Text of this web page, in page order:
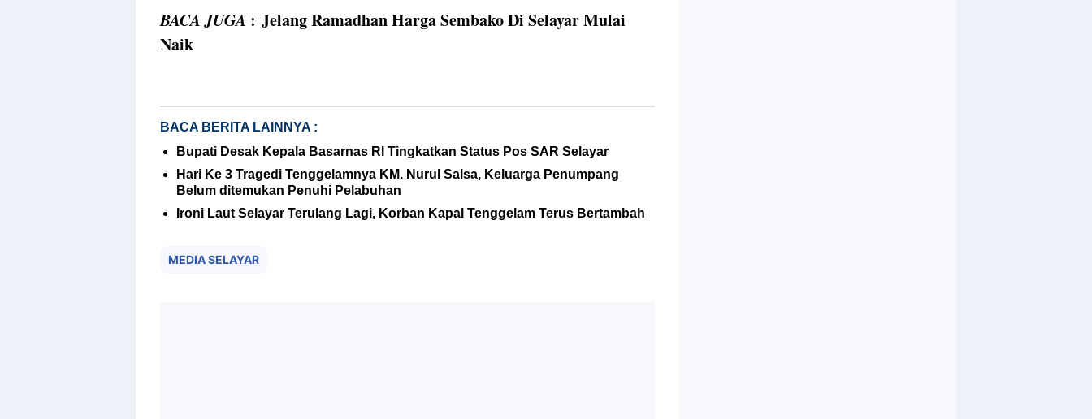
BACA JUGA : Jelang Ramadhan Harga Sembako Di Selayar Mulai
Naik
BACA BERITA LAINNYA :
Bupati Desak Kepala Basarnas RI Tingkatkan Status Pos SAR Selayar
Hari Ke 3 Tragedi Tenggelamnya KM. Nurul Salsa, Keluarga Penumpang
Belum ditemukan Penuhi Pelabuhan
Ironi Laut Selayar Terulang Lagi, Korban Kapal Tenggelam Terus Bertambah
MEDIA SELAYAR